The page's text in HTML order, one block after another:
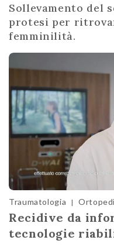
Sollevamento del
protesi per
femminilità.
Traumatologia |
Recidive da
tecnologie